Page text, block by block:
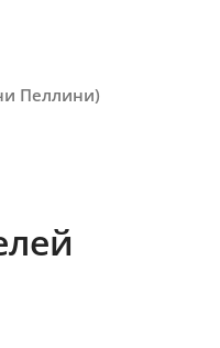
Пеллини)